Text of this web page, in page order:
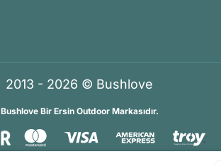
2013 - 2026 © Bushlove
Bushlove Bir Ersin Outdoor Markasıdır.